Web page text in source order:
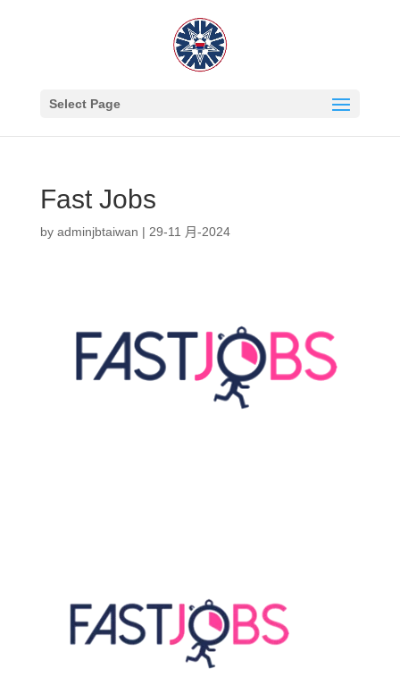
Select Page
Fast Jobs
by adminjbtaiwan | 29-11 月-2024